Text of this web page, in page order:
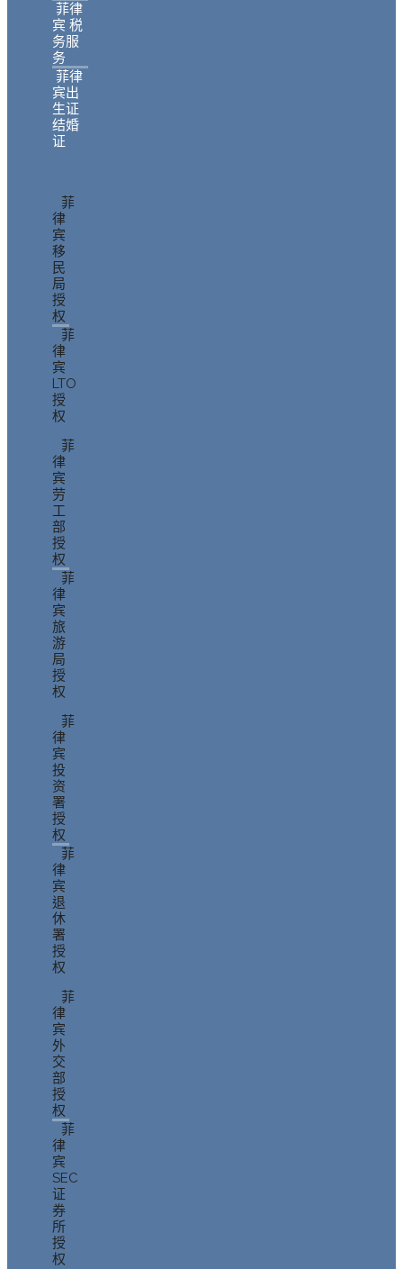
菲律
宾 税
务服
务
菲律
宾出
生证
结婚
证
菲
律
宾
移
民
局
授
权
菲
律
宾
LTO
授
权
菲
律
宾
劳
工
部
授
权
菲
律
宾
旅
游
局
授
权
菲
律
宾
投
资
署
授
权
菲
律
宾
退
休
署
授
权
菲
律
宾
外
交
部
授
权
菲
律
宾
SEC
证
券
所
授
权